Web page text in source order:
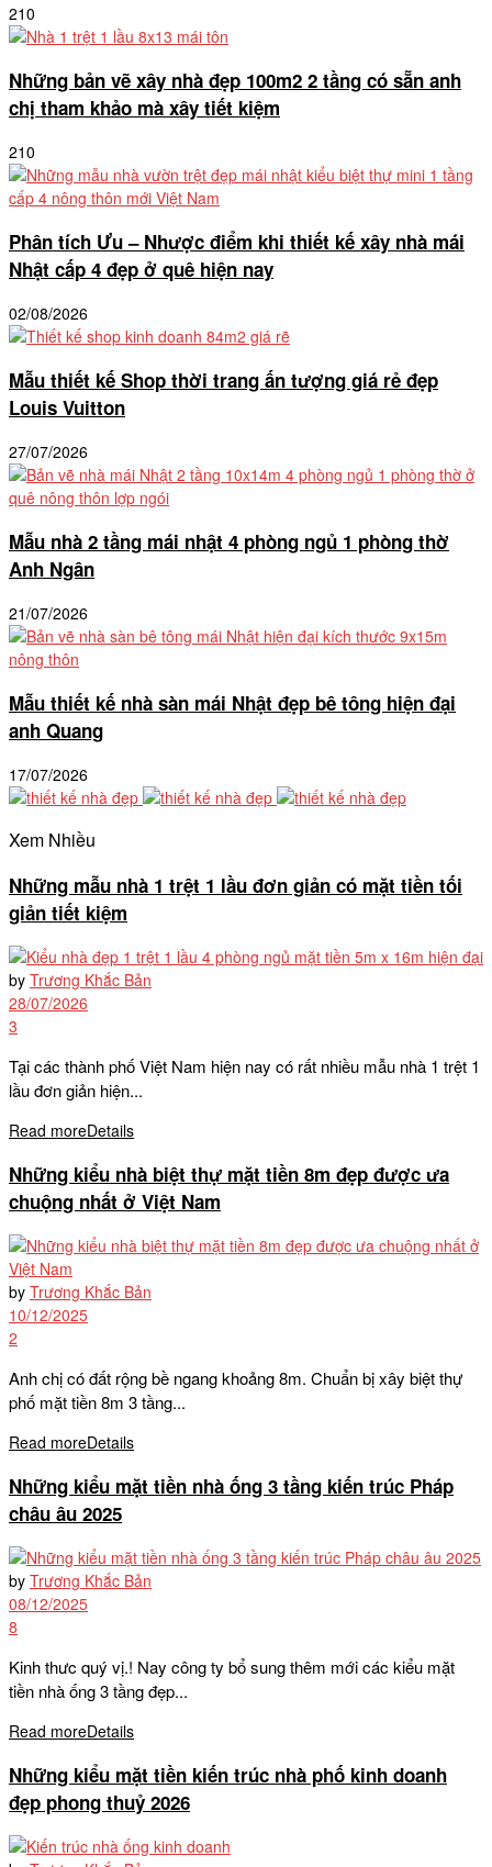
210
Những bản vẽ xây nhà đẹp 100m2 2 tầng có sẵn anh
chị tham khảo mà xây tiết kiệm
210
Phân tích Ưu – Nhược điểm khi thiết kế xây nhà mái
Nhật cấp 4 đẹp ở quê hiện nay
02/08/2026
Mẫu thiết kế Shop thời trang ấn tượng giá rẻ đẹp
Louis Vuitton
27/07/2026
Mẫu nhà 2 tầng mái nhật 4 phòng ngủ 1 phòng thờ
Anh Ngân
21/07/2026
Mẫu thiết kế nhà sàn mái Nhật đẹp bê tông hiện đại
anh Quang
17/07/2026
Xem Nhiều
Những mẫu nhà 1 trệt 1 lầu đơn giản có mặt tiền tối
giản tiết kiệm
by Trương Khắc Bản
28/07/2026
3
Tại các thành phố Việt Nam hiện nay có rất nhiều mẫu nhà 1 trệt 1
lầu đơn giản hiện...
Read moreDetails
Những kiểu nhà biệt thự mặt tiền 8m đẹp được ưa
chuộng nhất ở Việt Nam
by Trương Khắc Bản
10/12/2025
2
Anh chị có đất rộng bề ngang khoảng 8m. Chuẩn bị xây biệt thự
phố mặt tiền 8m 3 tầng...
Read moreDetails
Những kiểu mặt tiền nhà ống 3 tầng kiến trúc Pháp
châu âu 2025
by Trương Khắc Bản
08/12/2025
8
Kinh thưc quý vị.! Nay công ty bổ sung thêm mới các kiểu mặt
tiền nhà ống 3 tầng đẹp...
Read moreDetails
Những kiểu mặt tiền kiến trúc nhà phố kinh doanh
đẹp phong thuỷ 2026